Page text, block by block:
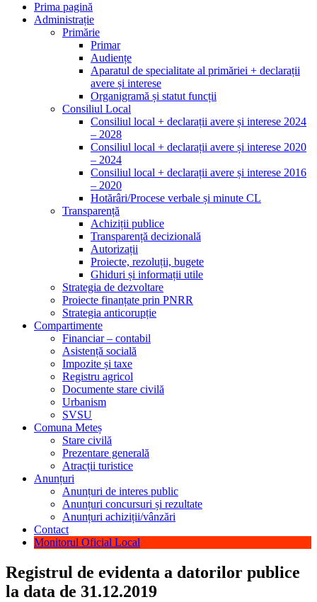
Prima pagină
Administrație
Primărie
Primar
Audiențe
Aparatul de specialitate al primăriei + declarații
avere și interese
Organigramă și statut funcții
Consiliul Local
Consiliul local + declarații avere și interese 2024
– 2028
Consiliul local + declarații avere și interese 2020
– 2024
Consiliul local + declarații avere și interese 2016
– 2020
Hotărâri/Procese verbale și minute CL
Transparență
Achiziții publice
Transparență decizională
Autorizații
Proiecte, rezoluții, bugete
Ghiduri și informații utile
Strategia de dezvoltare
Proiecte finanțate prin PNRR
Strategia anticorupție
Compartimente
Financiar – contabil
Asistență socială
Impozite și taxe
Registru agricol
Documente stare civilă
Urbanism
SVSU
Comuna Meteș
Stare civilă
Prezentare generală
Atracții turistice
Anunțuri
Anunțuri de interes public
Anunțuri concursuri și rezultate
Anunțuri achiziții/vânzări
Contact
Monitorul Oficial Local
Registrul de evidenta a datorilor publice
la data de 31.12.2019